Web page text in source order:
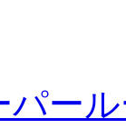
パー